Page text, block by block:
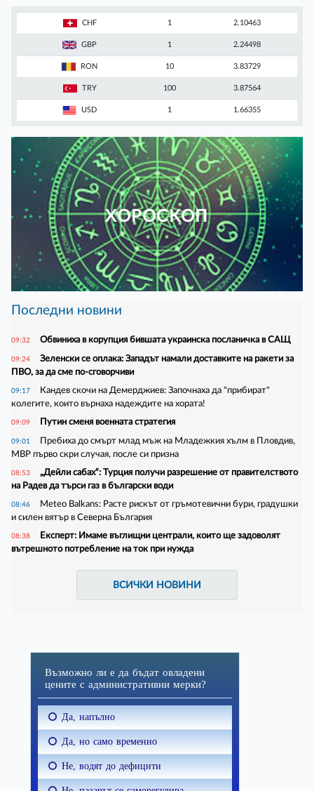
CHF 1 2.10463
GBP 1 2.24498
RON 10 3.83729
TRY 100 3.87564
USD 1 1.66355
ХОРОСКОП
Последни новини
09:32 Обвиниха в корупция бившата украинска посланичка в САЩ
09:24
Зеленски се оплака: Западът намали доставките на ракети за
ПВО, за да сме по-сговорчиви
09:17
Кандев скочи на Демерджиев: Започнаха да "прибират"
колегите, които върнаха надеждите на хората!
09:09 Путин сменя военната стратегия
09:01
Пребиха до смърт млад мъж на Младежкия хълм в Пловдив,
МВР първо скри случая, после си призна
08:53
„Дейли сабах“: Турция получи разрешение от правителството
на Радев да търси газ в български води
08:46
Meteo Balkans: Расте рискът от гръмотевични бури, градушки
и силен вятър в Северна България
08:38
Експерт: Имаме въглищни централи, които ще задоволят
вътрешното потребление на ток при нужда
ВСИЧКИ НОВИНИ